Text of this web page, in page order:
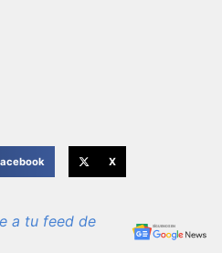
X
a tu feed de